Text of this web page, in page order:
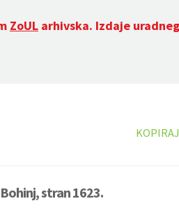
ZoUL arhivska. Izdaje
stran 1623.